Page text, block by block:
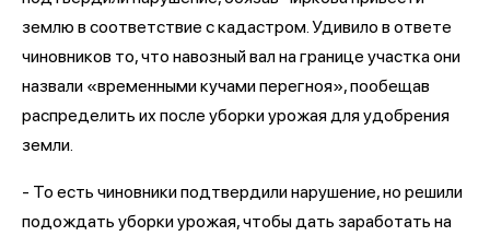
землю в соответствие с кадастром. Удивило в ответе
чиновников то, что навозный вал на границе участка они
назвали «временными кучами перегноя», пообещав
распределить их после уборки урожая для удобрения
земли.
- То есть чиновники подтвердили нарушение, но решили
подождать уборки урожая, чтобы дать заработать на